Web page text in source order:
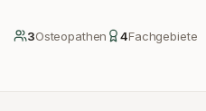
3Osteopathen 4Fachgebiete